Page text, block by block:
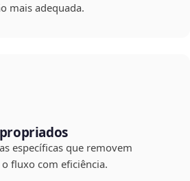
mais adequada.
específicas que removem
fluxo com eficiência.